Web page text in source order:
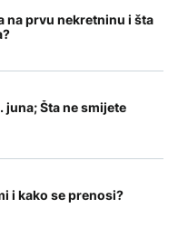
na prvu nekretninu i šta
juna; Šta ne smijete
i kako se prenosi?